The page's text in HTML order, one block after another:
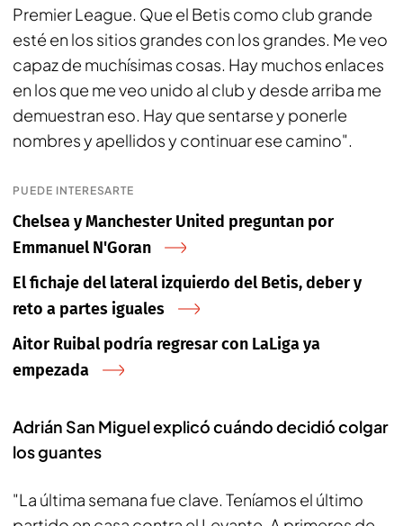
Premier League. Que el Betis como club grande
esté en los sitios grandes con los grandes. Me veo
capaz de muchísimas cosas. Hay muchos enlaces
en los que me veo unido al club y desde arriba me
demuestran eso. Hay que sentarse y ponerle
nombres y apellidos y continuar ese camino".
PUEDE INTERESARTE
Chelsea y Manchester United preguntan por
Emmanuel N'Goran
El fichaje del lateral izquierdo del Betis, deber y
reto a partes iguales
Aitor Ruibal podría regresar con LaLiga ya
empezada
Adrián San Miguel explicó cuándo decidió colgar
los guantes
"La última semana fue clave. Teníamos el último